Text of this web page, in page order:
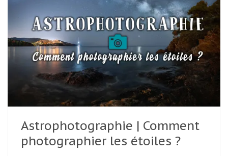
Astrophotographie | Comment
photographier les étoiles ?